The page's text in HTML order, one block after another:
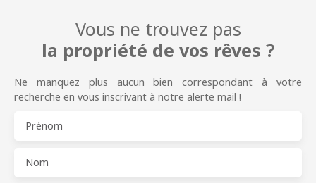
Vous ne trouvez pas
la propriété de vos rêves ?
Ne manquez plus aucun bien correspondant à votre
recherche en vous inscrivant à notre alerte mail !
Prénom
Nom